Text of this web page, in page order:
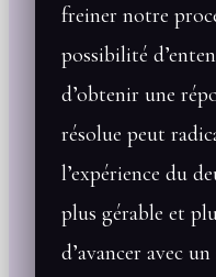
freiner notre
possibilité
d’obtenir une
résolue peut
l’expérience du
plus gérable et
d’avancer avec